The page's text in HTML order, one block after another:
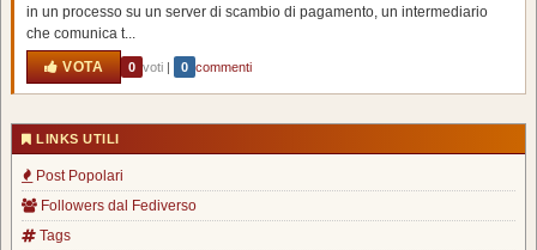
in un processo su un server di scambio di pagamento, un intermediario
che comunica t...
VOTA
0 voti | 0 commenti
LINKS UTILI
Post Popolari
Followers dal Fediverso
Tags